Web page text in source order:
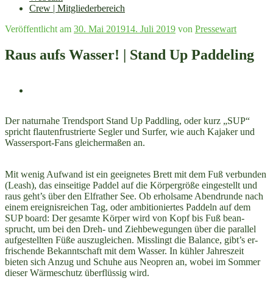
Crew | Mitgliederbereich
Veröffentlicht am 30. Mai 201914. Juli 2019 von Pressewart
Raus aufs Wasser! | Stand Up Paddeling
Der naturnahe Trendsport Stand Up Paddling, oder kurz „SUP“
spricht flautenfrustrierte Segler und Surfer, wie auch Kajaker und
Wassersport-Fans gleichermaßen an.
Mit wenig Aufwand ist ein geeignetes Brett mit dem Fuß verbunden
(Leash), das einseitige Paddel auf die Körpergröße eingestellt und
raus geht’s über den Elf­rather See. Ob erholsame Abendrunde nach
einem ereignisreichen Tag, oder ambitioniertes Paddeln auf dem
SUP board: Der gesamte Körper wird von Kopf bis Fuß bean­
sprucht, um bei den Dreh- und Ziehbewegungen über die parallel
aufgestellten Füße aus­zu­gleichen. Misslingt die Balance, gibt’s er­
frischende Bekanntschaft mit dem Wasser. In kühler Jahreszeit
bieten sich Anzug und Schuhe aus Neopren an, wobei im Sommer
dieser Wärmeschutz überflüssig wird.